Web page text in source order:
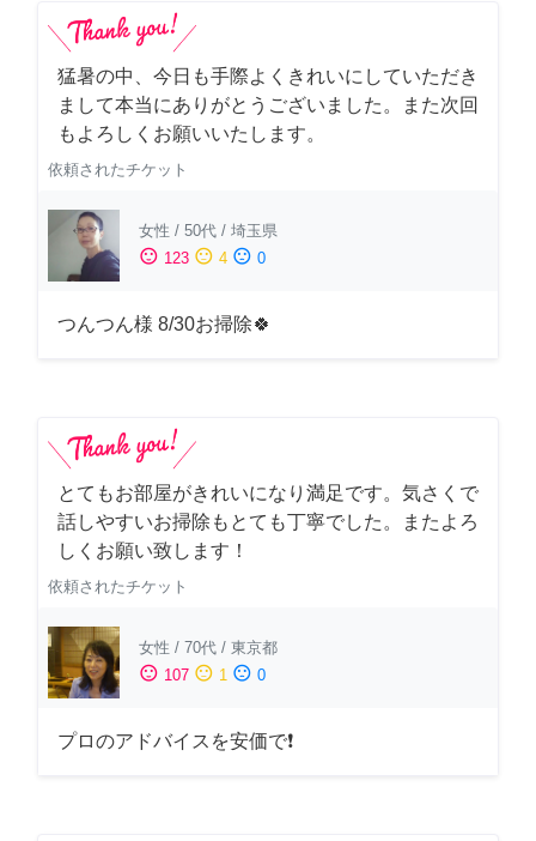
猛暑の中、今日も手際よくきれいにしていただき
まして本当にありがとうございました。また次回
もよろしくお願いいたします。
依頼されたチケット
女性 / 50代 / 埼玉県
sentiment_satisfied 123 sentiment_neutral 4 sentiment_dissatisfied 0
つんつん様 8/30お掃除🍀
とてもお部屋がきれいになり満足です。気さくで
話しやすいお掃除もとても丁寧でした。またよろ
しくお願い致します！
依頼されたチケット
女性 / 70代 / 東京都
sentiment_satisfied 107 sentiment_neutral 1 sentiment_dissatisfied 0
プロのアドバイスを安価で❗